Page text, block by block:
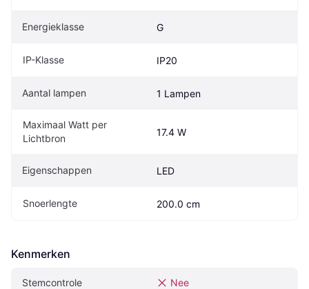
Energieklasse G
IP-Klasse IP20
Aantal lampen 1 Lampen
Maximaal Watt per
Lichtbron
17.4 W
Eigenschappen LED
Snoerlengte 200.0 cm
Kenmerken
Stemcontrole Nee